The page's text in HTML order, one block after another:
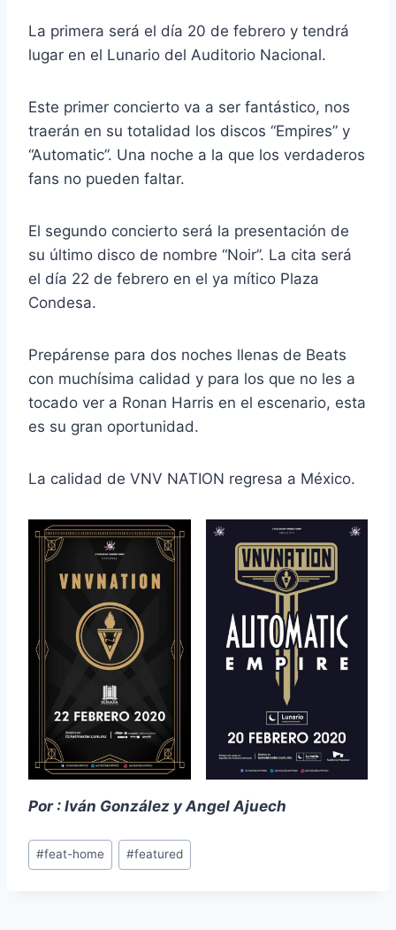
La primera será el día 20 de febrero y tendrá
lugar en el Lunario del Auditorio Nacional.
Este primer concierto va a ser fantástico, nos
traerán en su totalidad los discos “Empires” y
“Automatic”. Una noche a la que los verdaderos
fans no pueden faltar.
El segundo concierto será la presentación de
su último disco de nombre “Noir”. La cita será
el día 22 de febrero en el ya mítico Plaza
Condesa.
Prepárense para dos noches llenas de Beats
con muchísima calidad y para los que no les a
tocado ver a Ronan Harris en el escenario, esta
es su gran oportunidad.
La calidad de VNV NATION regresa a México.
Por : Iván González y Angel Ajuech
Etiquetas
de
#feat-home #featured